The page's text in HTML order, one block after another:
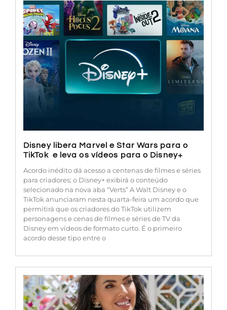
Disney libera Marvel e Star Wars para o
TikTok e leva os vídeos para o Disney+
Acordo inédito dá acesso a centenas de filmes e séries
para criadores; o Disney+ exibirá o conteúdo
selecionado na nova aba “Verts” A Walt Disney e o
TikTok anunciaram nesta quarta-feira um acordo que
permitirá que os criadores do TikTok utilizem
personagens e cenas de filmes e séries de TV da
Disney em vídeos de formato curto. É o primeiro
acordo desse tipo entre o